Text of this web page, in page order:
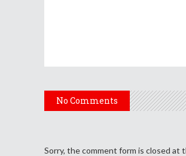
No Comments
Sorry, the comment form is closed at